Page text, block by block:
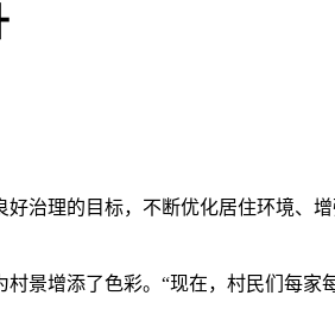
治理的目标，不断优化居住环境、
景增添了色彩。“现在，村民们每家